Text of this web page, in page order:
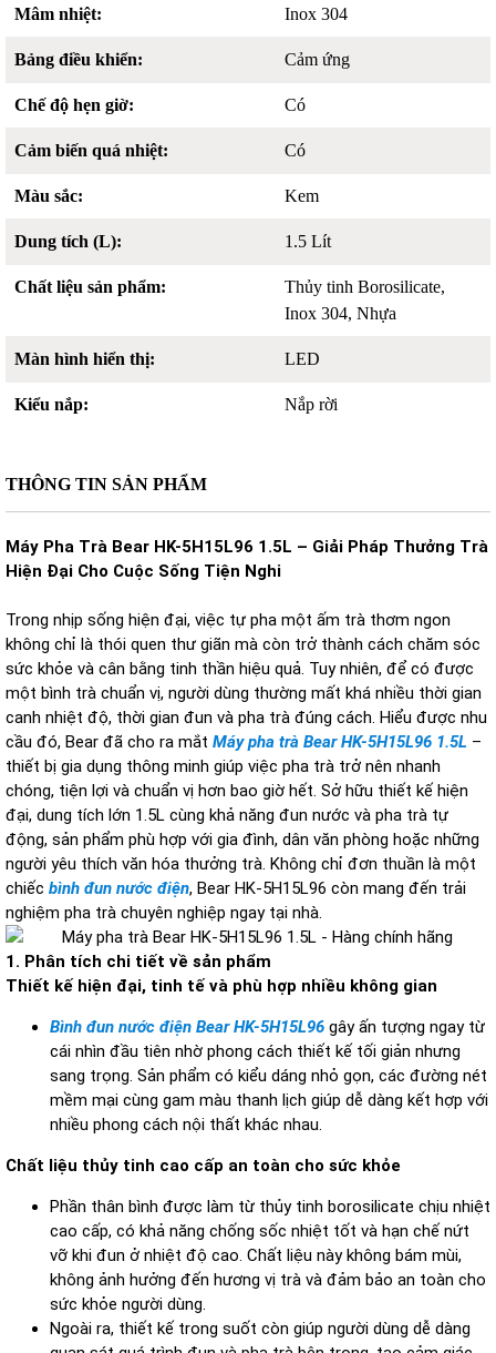
THÔNG TIN SẢN PHẨM
Máy Pha Trà Bear HK-5H15L96 1.5L – Giải Pháp Thưởng Trà
Hiện Đại Cho Cuộc Sống Tiện Nghi
Trong nhịp sống hiện đại, việc tự pha một ấm trà thơm ngon
không chỉ là thói quen thư giãn mà còn trở thành cách chăm sóc
sức khỏe và cân bằng tinh thần hiệu quả. Tuy nhiên, để có được
một bình trà chuẩn vị, người dùng thường mất khá nhiều thời gian
canh nhiệt độ, thời gian đun và pha trà đúng cách. Hiểu được nhu
cầu đó, Bear đã cho ra mắt Máy pha trà Bear HK-5H15L96 1.5L –
thiết bị gia dụng thông minh giúp việc pha trà trở nên nhanh
chóng, tiện lợi và chuẩn vị hơn bao giờ hết. Sở hữu thiết kế hiện
đại, dung tích lớn 1.5L cùng khả năng đun nước và pha trà tự
động, sản phẩm phù hợp với gia đình, dân văn phòng hoặc những
người yêu thích văn hóa thưởng trà. Không chỉ đơn thuần là một
chiếc bình đun nước điện, Bear HK-5H15L96 còn mang đến trải
nghiệm pha trà chuyên nghiệp ngay tại nhà.
1. Phân tích chi tiết về sản phẩm
Thiết kế hiện đại, tinh tế và phù hợp nhiều không gian
Bình đun nước điện Bear HK-5H15L96 gây ấn tượng ngay từ
cái nhìn đầu tiên nhờ phong cách thiết kế tối giản nhưng
sang trọng. Sản phẩm có kiểu dáng nhỏ gọn, các đường nét
mềm mại cùng gam màu thanh lịch giúp dễ dàng kết hợp với
nhiều phong cách nội thất khác nhau.
Chất liệu thủy tinh cao cấp an toàn cho sức khỏe
Phần thân bình được làm từ thủy tinh borosilicate chịu nhiệt
cao cấp, có khả năng chống sốc nhiệt tốt và hạn chế nứt
vỡ khi đun ở nhiệt độ cao. Chất liệu này không bám mùi,
không ảnh hưởng đến hương vị trà và đảm bảo an toàn cho
sức khỏe người dùng.
Ngoài ra, thiết kế trong suốt còn giúp người dùng dễ dàng
Mâm nhiệt: Inox 304
Bảng điều khiển: Cảm ứng
Chế độ hẹn giờ: Có
Cảm biến quá nhiệt: Có
Màu sắc: Kem
Dung tích (L): 1.5 Lít
Chất liệu sản phẩm:
Thủy tinh Borosilicate,
Inox 304, Nhựa
Màn hình hiển thị: LED
Kiểu nắp: Nắp rời